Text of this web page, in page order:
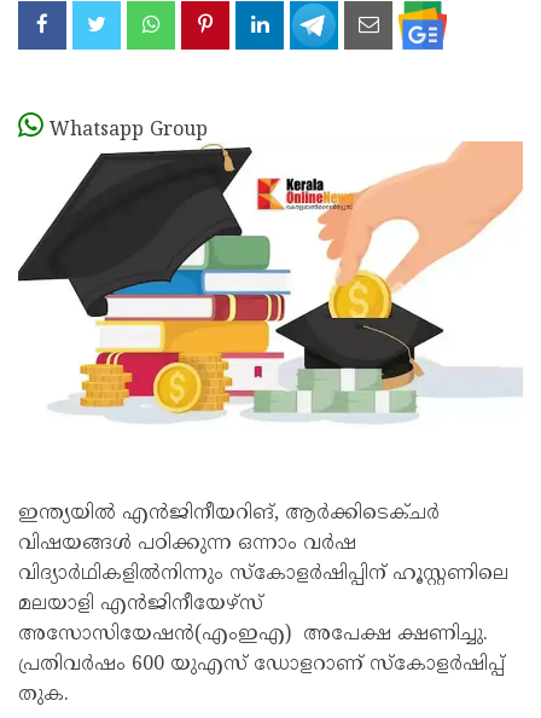
Whatsapp Group
ഇന്ത്യയില്‍ എന്‍ജിനീയറിങ്, ആര്‍ക്കിടെക്ചര്‍
വിഷയങ്ങള്‍ പഠിക്കുന്ന ഒന്നാം വര്‍ഷ
വിദ്യാര്‍ഥികളില്‍നിന്നും സ്‌കോളര്‍ഷിപ്പിന് ഹൂസ്റ്റണിലെ
മലയാളി എന്‍ജിനീയേഴ്‌സ്
അസോസിയേഷന്‍(എംഇഎ) അപേക്ഷ ക്ഷണിച്ചു.
പ്രതിവര്‍ഷം 600 യുഎസ് ഡോളറാണ് സ്‌കോളര്‍ഷിപ്പ്
തുക.